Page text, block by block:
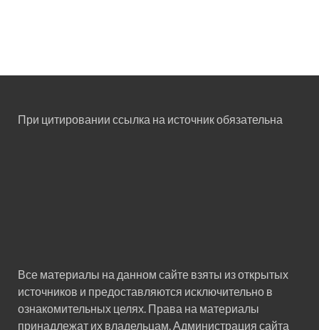
При цитировании ссылка на источник обязательна
Все материалы на данном сайте взяты из открытых
источников и предоставляются исключительно в
ознакомительных целях. Права на материалы
принадлежат их владельцам. Администрация сайта